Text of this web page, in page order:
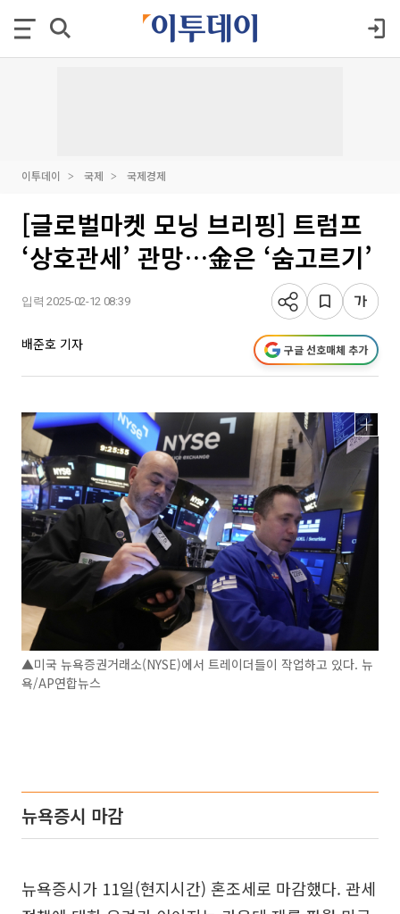
이투데이 국제 국제경제
[글로벌마켓 모닝 브리핑] 트럼프
‘상호관세’ 관망…金은 ‘숨고르기’
입력 2025-02-12 08:39
배준호 기자 구글 선호매체 추가
▲미국 뉴욕증권거래소(NYSE)에서 트레이더들이 작업하고 있다. 뉴
욕/AP연합뉴스
뉴욕증시 마감
뉴욕증시가 11일(현지시간) 혼조세로 마감했다. 관세